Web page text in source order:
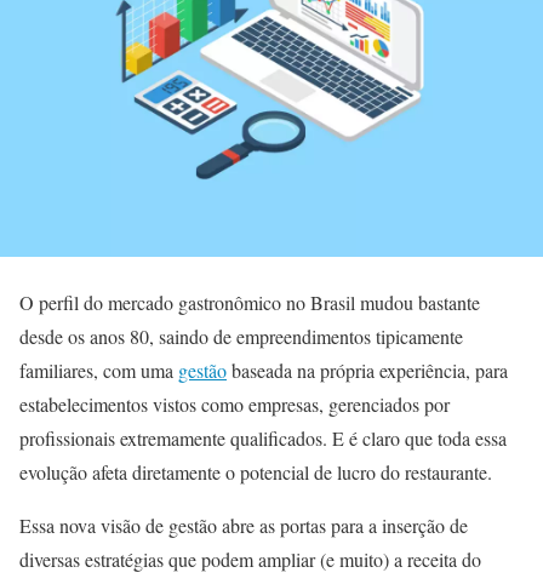
O perfil do mercado gastronômico no Brasil mudou bastante
desde os anos 80, saindo de empreendimentos tipicamente
familiares, com uma gestãobaseada na própria experiência, para
estabelecimentos vistos como empresas, gerenciados por
profissionais extremamente qualificados. E é claro que toda essa
evolução afeta diretamente o potencial de lucro do restaurante.
Essa nova visão de gestão abre as portas para a inserção de
diversas estratégias que podem ampliar (e muito) a receita do